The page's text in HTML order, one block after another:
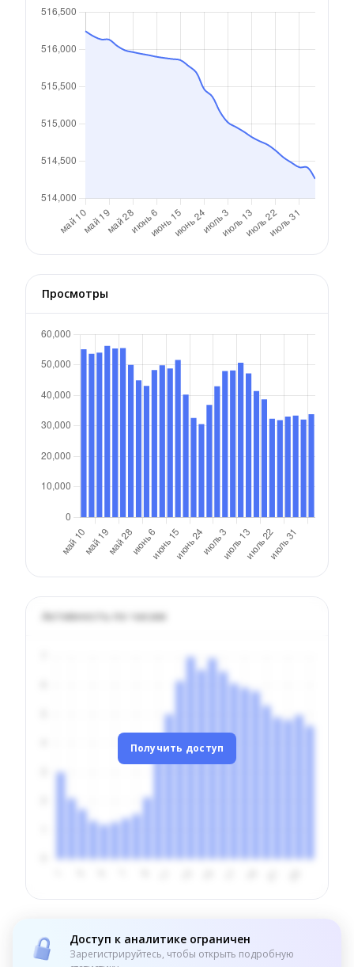
Просмотры
Активность по часам
Получить доступ
Доступ к аналитике ограничен
Зарегистрируйтесь, чтобы открыть подробную